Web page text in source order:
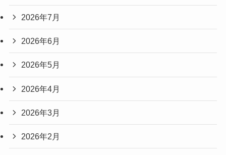
2026年7月
2026年6月
2026年5月
2026年4月
2026年3月
2026年2月